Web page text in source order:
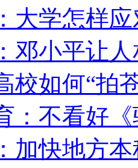
大学怎样
邓小平让
校如何“拍
：不看好
加快地方